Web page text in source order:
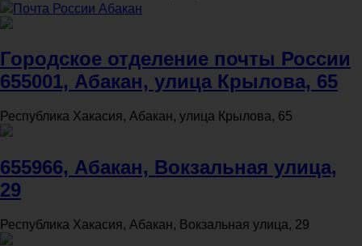
Почта России Абакан
Городское отделение почты России
655001, Абакан, улица Крылова, 65
Республика Хакасия, Абакан, улица Крылова, 65
655966, Абакан, Вокзальная улица,
29
Республика Хакасия, Абакан, Вокзальная улица, 29